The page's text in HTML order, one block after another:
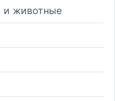
и животные